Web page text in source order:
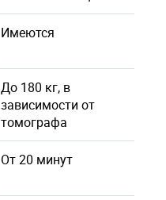
Имеются
До 180 кг, в
зависимости от
томографа
От 20 минут